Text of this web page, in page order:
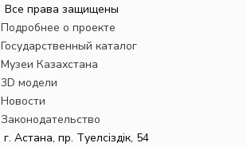
Все права защищены
Подробнее о проекте
Государственный каталог
Музеи Казахстана
3D модели
Новости
Законодательство
г. Астана, пр. Тәуелсіздік, 54